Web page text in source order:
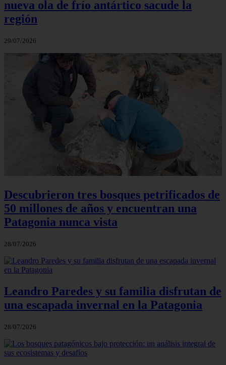
nueva ola de frío antártico sacude la
región
29/07/2026
Descubrieron tres bosques petrificados de
50 millones de años y encuentran una
Patagonia nunca vista
28/07/2026
Leandro Paredes y su familia disfrutan de
una escapada invernal en la Patagonia
28/07/2026